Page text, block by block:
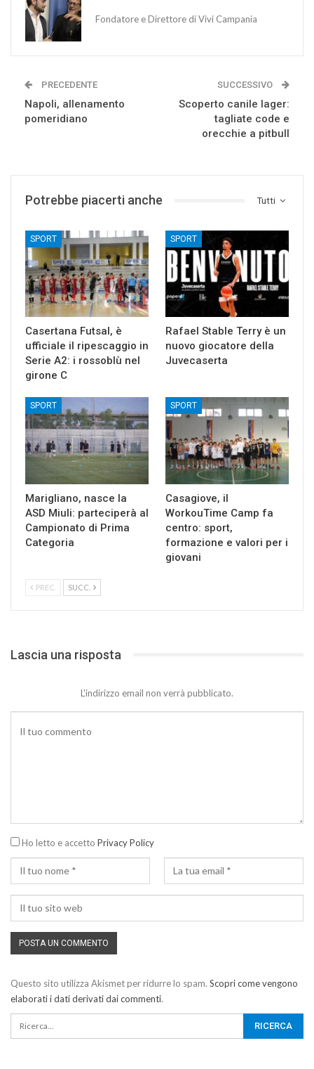
Fondatore e Direttore di Vivi Campania
PRECEDENTE
Napoli, allenamento
pomeridiano
SUCCESSIVO
Scoperto canile lager:
tagliate code e
orecchie a pitbull
Tutti
Potrebbe piacerti anche
SPORT
Casertana Futsal, è
ufficiale il ripescaggio in
Serie A2: i rossoblù nel
girone C
SPORT
Rafael Stable Terry è un
nuovo giocatore della
Juvecaserta
SPORT
Marigliano, nasce la
ASD Miuli: parteciperà al
Campionato di Prima
Categoria
SPORT
Casagiove, il
WorkouTime Camp fa
centro: sport,
formazione e valori per i
giovani
PREC. SUCC.
Lascia una risposta
L'indirizzo email non verrà pubblicato.
Ho letto e accetto Privacy Policy
Questo sito utilizza Akismet per ridurre lo spam. Scopri come vengono
elaborati i dati derivati dai commenti.